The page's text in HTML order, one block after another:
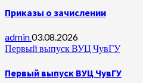
Приказы о зачислении
admin03.08.2026
Первый выпуск ВУЦ ЧувГУ
Первый выпуск ВУЦ ЧувГУ